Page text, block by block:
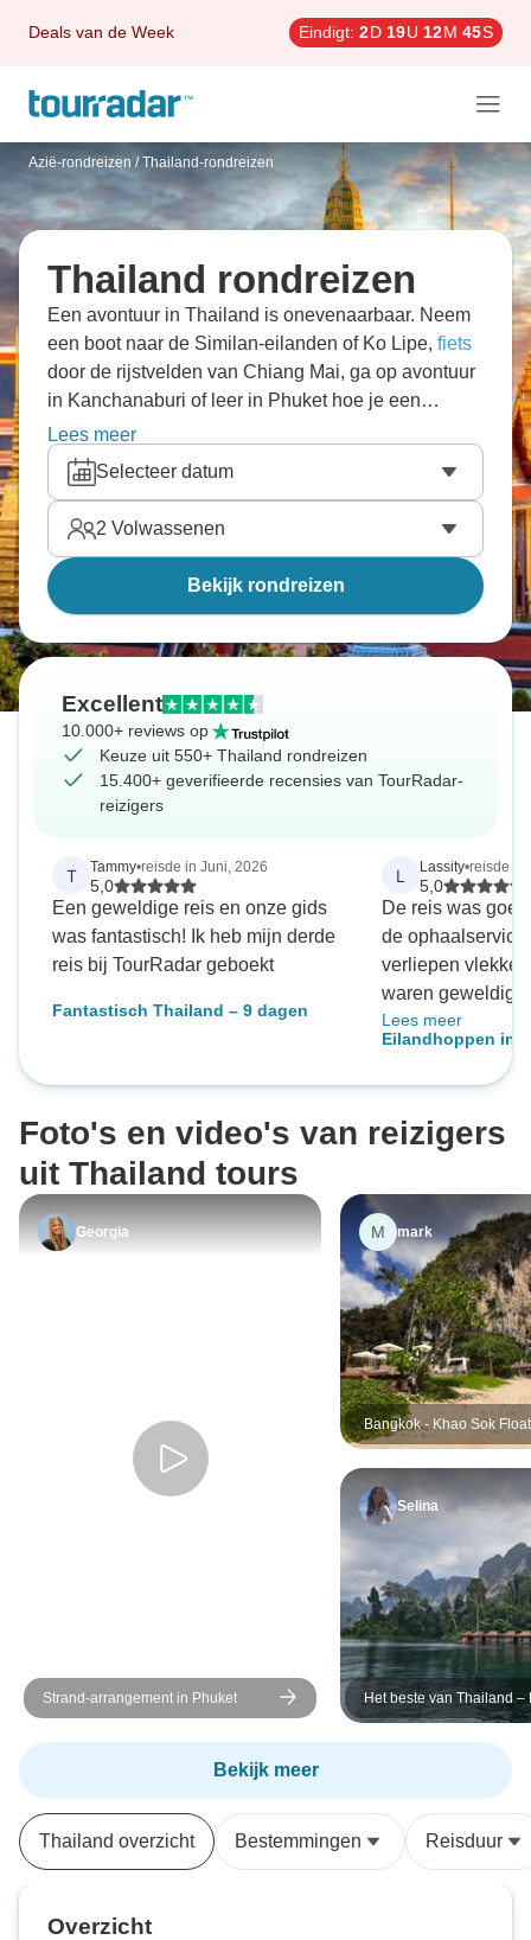
Deals van de Week Eindigt: 2D 19U 12M 43S
Azië-rondreizen / Thailand-rondreizen
Thailand rondreizen
Een avontuur in Thailand is onevenaarbaar. Neem
een boot naar de Similan-eilanden of Ko Lipe, fiets
door de rijstvelden van Chiang Mai, ga op avontuur
in Kanchanaburi of leer in Phuket hoe je een
overheerlijke Pad Thai kookt. Maak een rondreis
doorCambodja en Thailand
Thailand
heerlijke delicatessen en paradijselijke stranden te
beleven.
Lees meer
Selecteer datum
2 Volwassenen
Bekijk rondreizen
Excellent
10.000+ reviews op
Keuze uit 550+ Thailand rondreizen
15.400+ geverifieerde recensies van TourRadar-
reizigers
T Tammy•reisde in Juni, 2026
5,0
Een geweldige reis en onze gids
was fantastisch! Ik heb mijn derde
reis bij TourRadar geboekt
Fantastisch Thailand – 9 dagen
L Lassity•reisde in
5,0
De reis was
de
verliepen
waren geweldig,
dat er iets boven
Phi Natural op
vonden het
en dat we alleen
doen.
Lees meer
Eilandhoppen in
Foto's en video's van reizigers
uit Thailand tours
Georgia
Strand-arrangement in Phuket
M mark
Bangkok - Khao Sok Float
Bungalow &amp;
Selina
Het beste van Thailand –
Travel
Bekijk meer
Thailand overzicht Bestemmingen Reisduur
Overzicht